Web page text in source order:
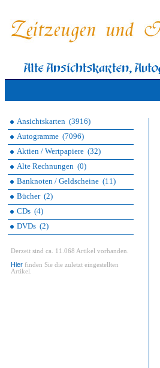
Ansichtskarten (3916)
Autogramme (7096)
Aktien / Wertpapiere (32)
Alte Rechnungen (0)
Banknoten / Geldscheine (11)
Bücher (2)
CDs (4)
DVDs (2)
Derzeit sind ca. 11.068 Artikel vorhanden.
Hier finden Sie die zuletzt eingestellten
Artikel.